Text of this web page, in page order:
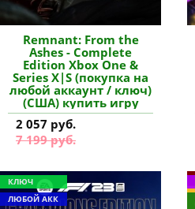
Remnant: From the
Ashes - Complete
Edition Xbox One &
Series X|S (покупка на
любой аккаунт / ключ)
(США) купить игру
2 057 руб.
7 199 руб.
КЛЮЧ
ЛЮБОЙ АКК